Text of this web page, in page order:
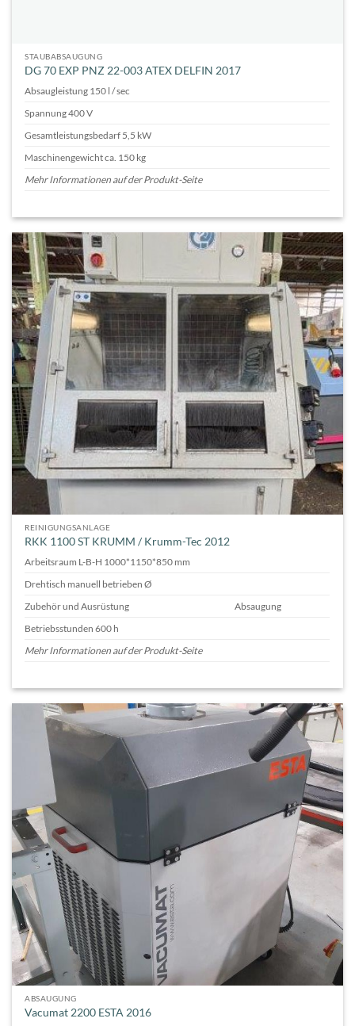
STAUBABSAUGUNG
DG 70 EXP PNZ 22-003 ATEX DELFIN 2017
Absaugleistung 150 l / sec
Spannung 400 V
Gesamtleistungsbedarf 5,5 kW
Maschinengewicht ca. 150 kg
Mehr Informationen auf der Produkt-Seite
REINIGUNGSANLAGE
RKK 1100 ST KRUMM / Krumm-Tec 2012
Arbeitsraum L-B-H 1000*1150*850 mm
Drehtisch manuell betrieben Ø
Zubehör und Ausrüstung
Absaugung
Betriebsstunden 600 h
Mehr Informationen auf der Produkt-Seite
ABSAUGUNG
Vacumat 2200 ESTA 2016